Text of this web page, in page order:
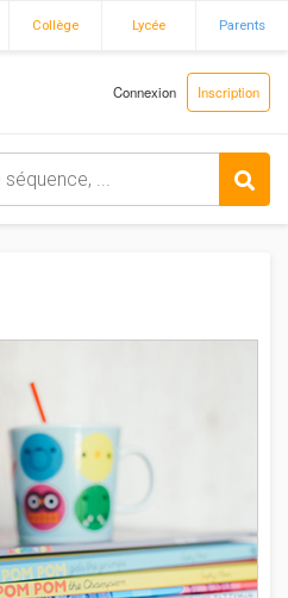
Collège Lycée Parents
Connexion Inscription